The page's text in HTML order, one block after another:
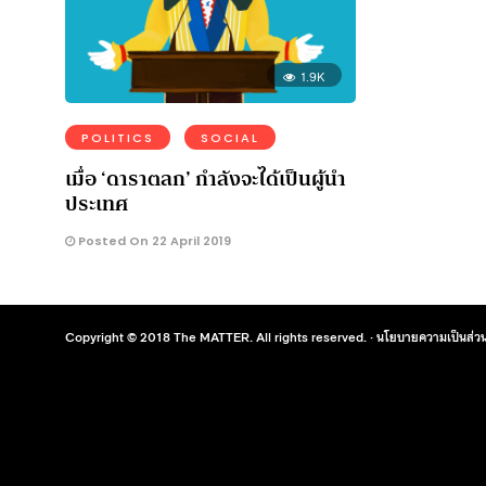
1.9K
POLITICS SOCIAL
เมื่อ ‘ดาราตลก’ กำลังจะได้เป็นผู้นำ
ประเทศ
Posted On 22 April 2019
Copyright © 2018 The MATTER. All rights reserved. ·นโยบายความเป็นส่ว